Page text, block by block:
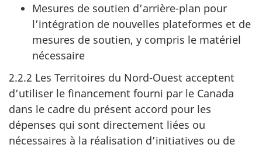
Mesures de soutien d’arrière-plan pour
l’intégration de nouvelles plateformes et de
mesures de soutien, y compris le matériel
nécessaire
2.2.2 Les Territoires du Nord-Ouest acceptent
d’utiliser le financement fourni par le Canada
dans le cadre du présent accord pour les
dépenses qui sont directement liées ou
nécessaires à la réalisation d’initiatives ou de